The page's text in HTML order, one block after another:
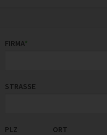
FIRMA*
STRASSE
PLZ ORT